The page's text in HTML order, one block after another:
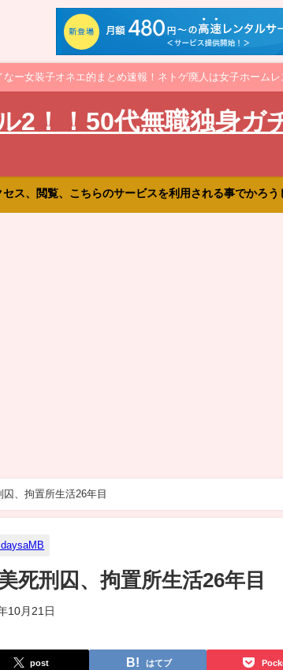
ー女装子オネエ的まとめ速報！ネトゲ廃人は女子ホーム
2！！50代無職独身ガ
ス、閲覧、こちらのサービスを利用される事でかろ
囚、拘置所生活26年目
死刑囚、拘置所生活26年目
10月21日
post はてブ